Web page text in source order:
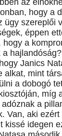
az
hogy a
ügy szereplői
éppen
hogy a
a hajlandóság?
Janics
alkat, mint
a dobogó
míg
a
Van, aki ezért
kissé idegen